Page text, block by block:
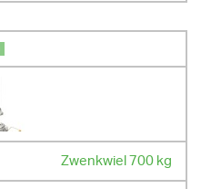
Zwenkwiel 700 kg